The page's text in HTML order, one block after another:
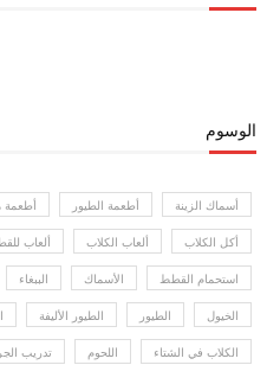
الوسوم
أسماك الزينة أطعمة الطيور أطعمة
أكل الكلاب ألعاب الكلاب ألعاب
استحمام القطط الأسماك الببغاء
الخيول الطيور الطيور الأليفة
الكلاب في الشتاء اللحوم تدريب